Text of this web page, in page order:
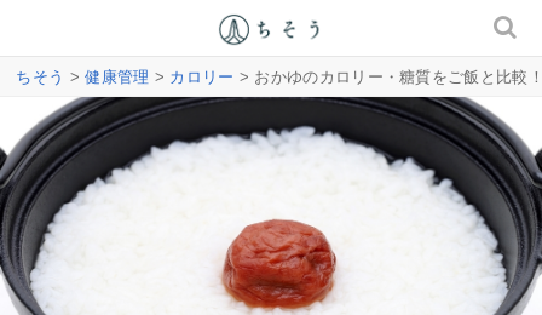
ちそう >健康管理 > カロリー > おかゆのカロリー・糖質をご飯と比較